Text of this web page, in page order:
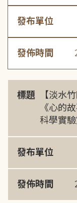
發布單位
發佈時間
標題
【淡水
《心的
科學實
發布單位
發佈時間